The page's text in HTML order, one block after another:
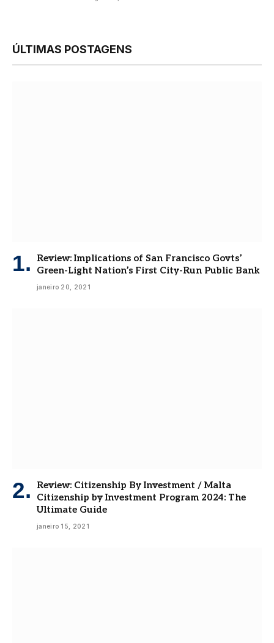
ÚLTIMAS POSTAGENS
Review: Implications of San Francisco Govts’
Green-Light Nation’s First City-Run Public Bank
janeiro 20, 2021
Review: Citizenship By Investment / Malta
Citizenship by Investment Program 2024: The
Ultimate Guide
janeiro 15, 2021